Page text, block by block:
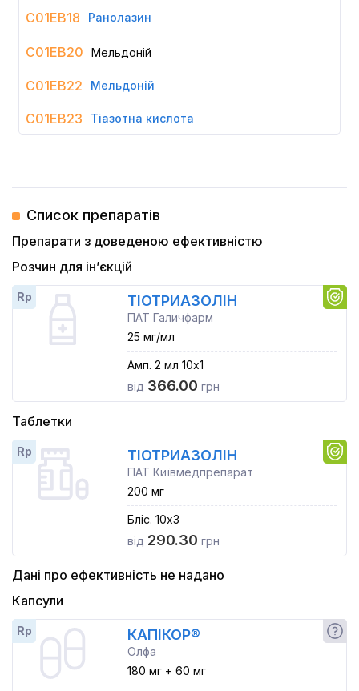
C01EB18 Ранолазин
C01EB20 Мельдоній
C01EB22 Мельдоній
C01EB23 Тіазотна кислота
Список препаратів
Препарати з доведеною ефективністю
Розчин для ін’єкцій
Rp ТІОТРИАЗОЛІН
ПАТ Галичфарм
25 мг/мл
Амп. 2 мл 10x1
від 366.00 грн
Таблетки
Rp ТІОТРИАЗОЛІН
ПАТ Київмедпрепарат
200 мг
Бліс. 10x3
від 290.30 грн
Дані про ефективність не надано
Капсули
Rp КАПІКОР®
Олфа
180 мг + 60 мг